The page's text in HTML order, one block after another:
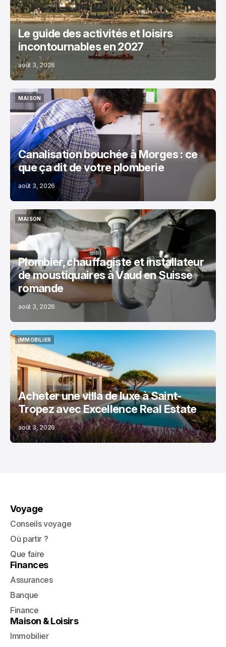
Le guide des activités et loisirs
incontournables en 2027
août 3, 2026
MAISON
MAISON
Canalisation bouchée à Morges : ce
que ça dit de votre plomberie
août 3, 2026
MAISON
MAISON
Plombier, chauffagiste et installateur
de moustiquaires à Vaud en Suisse
romande
août 3, 2026
IMMOBILIER
IMMOBILIER
Acheter une villa de luxe à Saint-
Tropez avec Excellence Real Estate
août 3, 2026
Voyage
Conseils voyage
Où partir ?
Que faire
Finances
Assurances
Banque
Finance
Maison & Loisirs
Immobilier